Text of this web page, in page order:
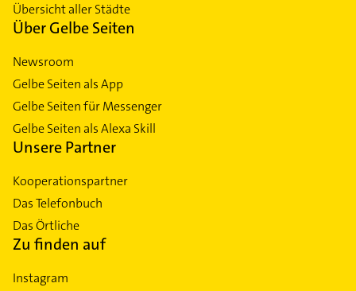
Übersicht aller Städte
Über Gelbe Seiten
Newsroom
Gelbe Seiten als App
Gelbe Seiten für Messenger
Gelbe Seiten als Alexa Skill
Unsere Partner
Kooperationspartner
Das Telefonbuch
Das Örtliche
Zu finden auf
Instagram